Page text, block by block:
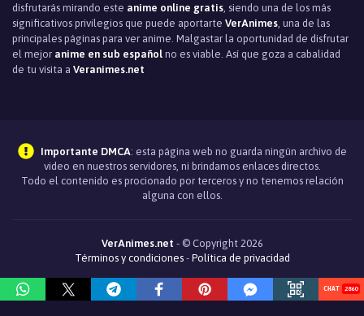
disfrutarás mirando este anime online gratis , siendo una de los más
significativos privilegios que puede aportarte VerAnimes , una de las
principales páginas para ver anime. Malgastar la oportunidad de disfrutar
el mejor anime en sub español no es viable. Así que goza a cabalidad
de tu visita a Veranimes.net
Importante DMCA: esta página web no guarda ningún archivo de
video en nuestros servidores, ni brindamos enlaces directos.
Todo el contenido es procionado por terceros y no tenemos relación
alguna con ellos.
VerAnimes.net - © Copyright 2026
Términos y condiciones- Política de privacidad
2860